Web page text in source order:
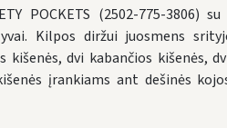
POCKETS (2502-775-
Kilpos diržui juosmens
kišenės, dvi kabančios kišenės,
įrankiams ant dešinės